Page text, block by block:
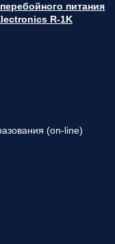
питания
R-1K
(on-line)